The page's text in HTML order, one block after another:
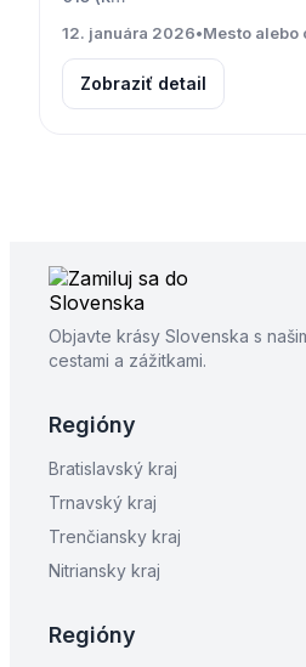
12. januára 2026•Mesto alebo
Zobraziť detail
Objavte krásy Slovenska s
cestami a zážitkami.
Regióny
Bratislavský kraj
Trnavský kraj
Trenčiansky kraj
Nitriansky kraj
Regióny